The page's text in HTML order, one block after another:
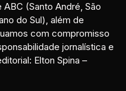
(Santo André, São
do Sul), além de
com compromisso
jornalística e
Elton Spina –